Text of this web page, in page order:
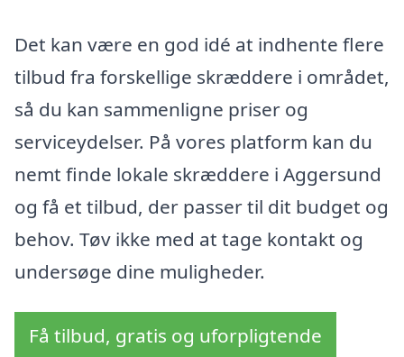
Det kan være en god idé at indhente flere
tilbud fra forskellige skræddere i området,
så du kan sammenligne priser og
serviceydelser. På vores platform kan du
nemt finde lokale skræddere i Aggersund
og få et tilbud, der passer til dit budget og
behov. Tøv ikke med at tage kontakt og
undersøge dine muligheder.
Få tilbud, gratis og uforpligtende